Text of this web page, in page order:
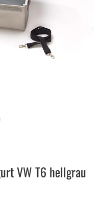
VW T6 hellgrau